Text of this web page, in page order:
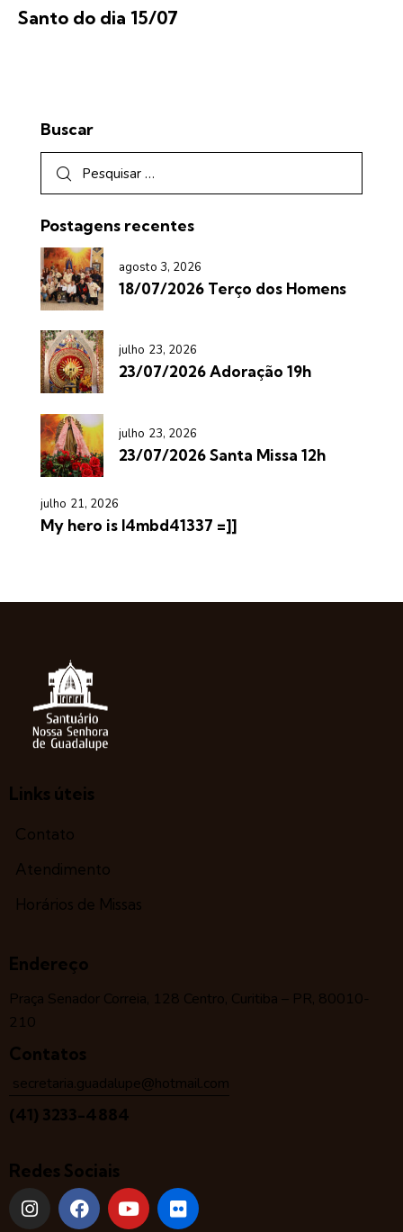
Santo do dia 15/07
Buscar
Postagens recentes
agosto 3, 2026
18/07/2026 Terço dos Homens
julho 23, 2026
23/07/2026 Adoração 19h
julho 23, 2026
23/07/2026 Santa Missa 12h
julho 21, 2026
My hero is l4mbd41337 =]]
Links úteis
Contato
Atendimento
Horários de Missas
Endereço
Praça Senador Correia, 128 Centro, Curitiba – PR, 80010-
210
Contatos
secretaria.guadalupe@hotmail.com
(41) 3233-4884
Redes Sociais